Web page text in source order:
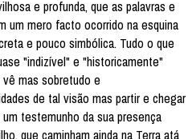
e profunda, que as palavras e
um mero facto ocorrido na esquina
e pouco simbólica. Tudo o que
"indizível" e "historicamente"
mas sobretudo e
de tal visão mas partir e chegar
testemunho da sua presença
que caminham ainda na Terra atá